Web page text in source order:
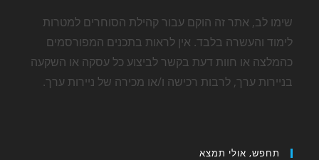
שימו לב, אתר זה הוקם עבור קהילת הסוחרים למטרות
לימוד והעשרה בלבד. אין לראות בתכנים המפורסמים
כהמלצה או חוות דעת בקשר לביצוע כל עסקה או השקעה
בניירות ערך, לרבות רכישה ו/או מכירה של ניירות ערך.
תחפש, אולי תמצא